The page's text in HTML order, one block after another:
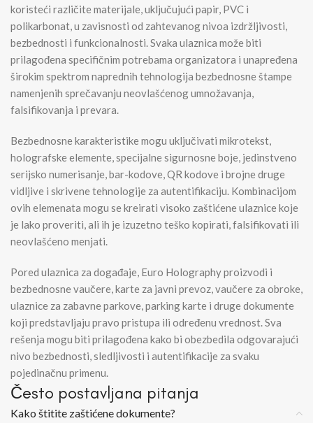
koristeći različite materijale, uključujući papir, PVC i
polikarbonat, u zavisnosti od zahtevanog nivoa izdržljivosti,
bezbednosti i funkcionalnosti. Svaka ulaznica može biti
prilagođena specifičnim potrebama organizatora i unapređena
širokim spektrom naprednih tehnologija bezbednosne štampe
namenjenih sprečavanju neovlašćenog umnožavanja,
falsifikovanja i prevara.
Bezbednosne karakteristike mogu uključivati mikrotekst,
holografske elemente, specijalne sigurnosne boje, jedinstveno
serijsko numerisanje, bar-kodove, QR kodove i brojne druge
vidljive i skrivene tehnologije za autentifikaciju. Kombinacijom
ovih elemenata mogu se kreirati visoko zaštićene ulaznice koje
je lako proveriti, ali ih je izuzetno teško kopirati, falsifikovati ili
neovlašćeno menjati.
Pored ulaznica za događaje, Euro Holography proizvodi i
bezbednosne vaučere, karte za javni prevoz, vaučere za obroke,
ulaznice za zabavne parkove, parking karte i druge dokumente
koji predstavljaju pravo pristupa ili određenu vrednost. Sva
rešenja mogu biti prilagođena kako bi obezbedila odgovarajući
nivo bezbednosti, sledljivosti i autentifikacije za svaku
pojedinačnu primenu.
Često postavljana pitanja
Kako štitite zaštićene dokumente?